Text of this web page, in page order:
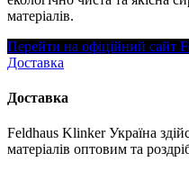
матеріалів.
Перейти на офіційний сайт
Доставка
Доставка
Feldhaus Klinker Україна
матеріалів оптовим та